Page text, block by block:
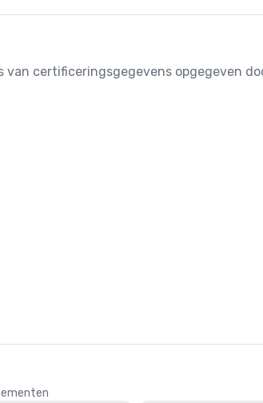
certificeringsgegevens opgegeven